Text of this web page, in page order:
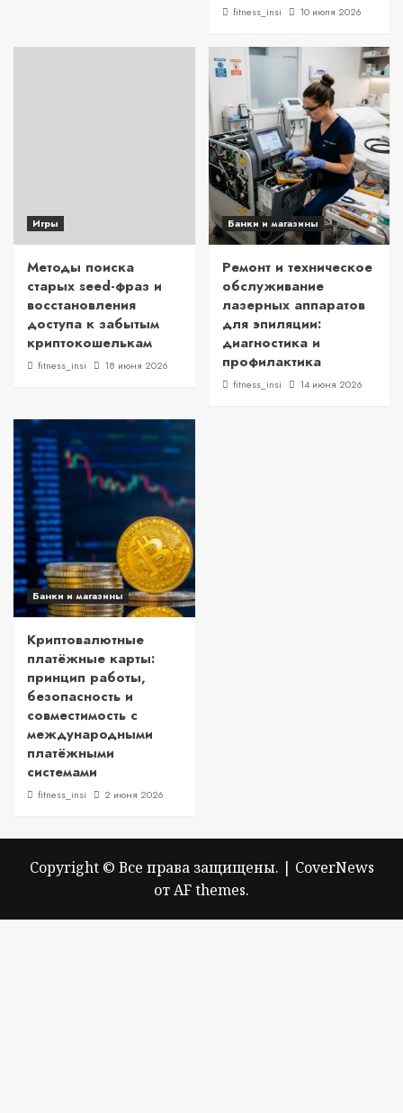
fitness_insi 10 июля 2026
Игры
Методы поиска
старых seed-фраз и
восстановления
доступа к забытым
криптокошелькам
fitness_insi 18 июня 2026
Банки и магазины
Ремонт и техническое
обслуживание
лазерных аппаратов
для эпиляции:
диагностика и
профилактика
fitness_insi 14 июня 2026
Банки и магазины
Криптовалютные
платёжные карты:
принцип работы,
безопасность и
совместимость с
международными
платёжными
системами
fitness_insi 2 июня 2026
Copyright © Все права защищены. | CoverNews
от AF themes.